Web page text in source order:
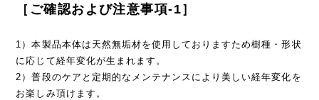
［ご確認および注意事項-1］
1）本製品本体は天然無垢材を使用しておりますため樹種・形状
に応じて経年変化が生まれます。
2）普段のケアと定期的なメンテナンスにより美しい経年変化を
お楽しみ頂けます。